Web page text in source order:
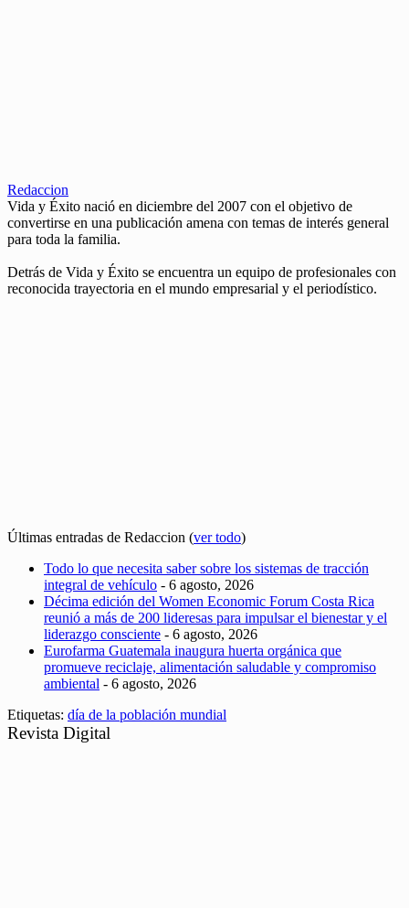
Redaccion
Vida y Éxito nació en diciembre del 2007 con el objetivo de
convertirse en una publicación amena con temas de interés general
para toda la familia.
Detrás de Vida y Éxito se encuentra un equipo de profesionales con
reconocida trayectoria en el mundo empresarial y el periodístico.
Últimas entradas de Redaccion (ver todo)
Todo lo que necesita saber sobre los sistemas de tracción
integral de vehículo - 6 agosto, 2026
Décima edición del Women Economic Forum Costa Rica
reunió a más de 200 lideresas para impulsar el bienestar y el
liderazgo consciente - 6 agosto, 2026
Eurofarma Guatemala inaugura huerta orgánica que
promueve reciclaje, alimentación saludable y compromiso
ambiental - 6 agosto, 2026
Etiquetas: día de la población mundial
Revista Digital